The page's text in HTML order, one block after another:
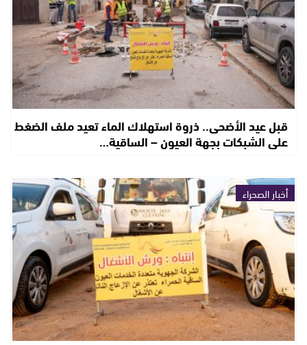
قبل عيد الأضحى.. ذروة استهلاك الماء تعيد ملف الضغط
على الشبكات بجهة العيون – الساقية…
أخبار الصحراء